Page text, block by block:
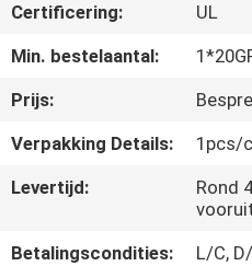
FABRIEKSREIS
CONTACTEER
Certificering:
UL
Min. bestelaantal:
Prijs:
Verpakking Details:
1pcs/
Levertijd:
Rond
Betalingscondities:
L/C,